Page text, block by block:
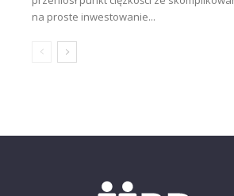
na proste inwestowanie...